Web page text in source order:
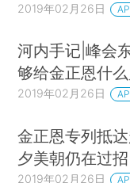
2019年02月26日
河内手记|峰会
够给金正恩什
2019年02月26日
金正恩专列抵
夕美朝仍在过招
2019年02月26日